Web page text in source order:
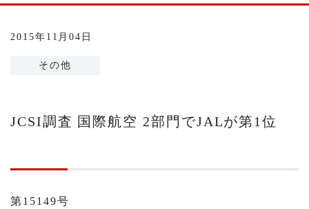
2015年11月04日
その他
JCSI調査 国際航空 2部門でJALが第1位
第15149号